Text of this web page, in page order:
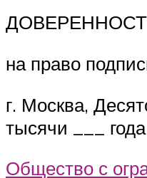
на право
г. Москва,
тысячи ___ года
Общество с